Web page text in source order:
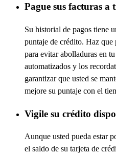
Pague sus facturas a
Su historial de pagos tiene
puntaje de crédito. Haz que
para evitar abolladuras en
automatizados y los
garantizar que usted se
mejore su puntaje con el
Vigile su crédito
Aunque usted pueda estar
el saldo de su tarjeta de